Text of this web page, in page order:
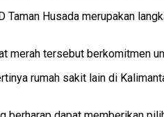
Husada merupakan
merah tersebut berkomitmen
rumah sakit lain di